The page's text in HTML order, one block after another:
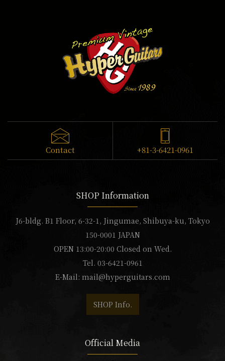
Contact +81-3-6421-0961
SHOP Information
J6-bldg. B1 Floor, 6-32-1, Jingumae, Shibuya-ku, Tokyo
150-0001 JAPAN
OPEN 13:00-20:00 Closed on Wed.
Tel. 03-6421-0961
E-Mail: mail@hyperguitars.com
SHOP Info.
Official Media